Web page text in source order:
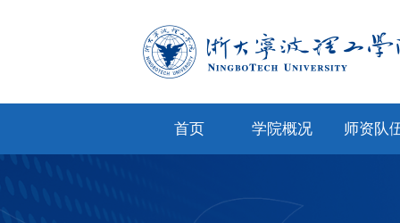
首页 学院概况 师资队